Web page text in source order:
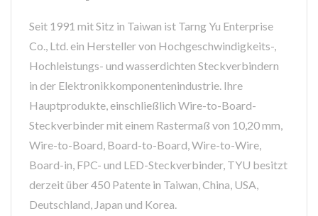
Seit 1991 mit Sitz in Taiwan ist Tarng Yu Enterprise
Co., Ltd. ein Hersteller von Hochgeschwindigkeits-,
Hochleistungs- und wasserdichten Steckverbindern
in der Elektronikkomponentenindustrie. Ihre
Hauptprodukte, einschließlich Wire-to-Board-
Steckverbinder mit einem Rastermaß von 10,20 mm,
Wire-to-Board, Board-to-Board, Wire-to-Wire,
Board-in, FPC- und LED-Steckverbinder, TYU besitzt
derzeit über 450 Patente in Taiwan, China, USA,
Deutschland, Japan und Korea.